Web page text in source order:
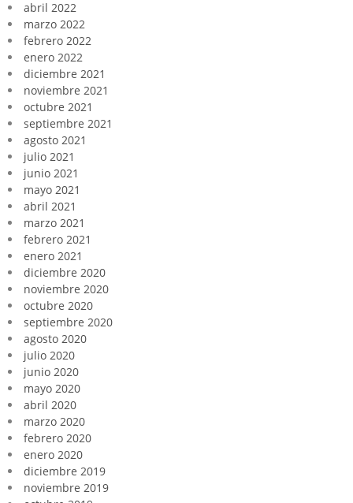
abril 2022
marzo 2022
febrero 2022
enero 2022
diciembre 2021
noviembre 2021
octubre 2021
septiembre 2021
agosto 2021
julio 2021
junio 2021
mayo 2021
abril 2021
marzo 2021
febrero 2021
enero 2021
diciembre 2020
noviembre 2020
octubre 2020
septiembre 2020
agosto 2020
julio 2020
junio 2020
mayo 2020
abril 2020
marzo 2020
febrero 2020
enero 2020
diciembre 2019
noviembre 2019